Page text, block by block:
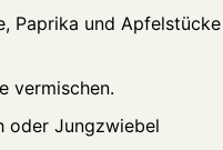
Paprika und Apfelstücke
vermischen.
oder Jungzwiebel